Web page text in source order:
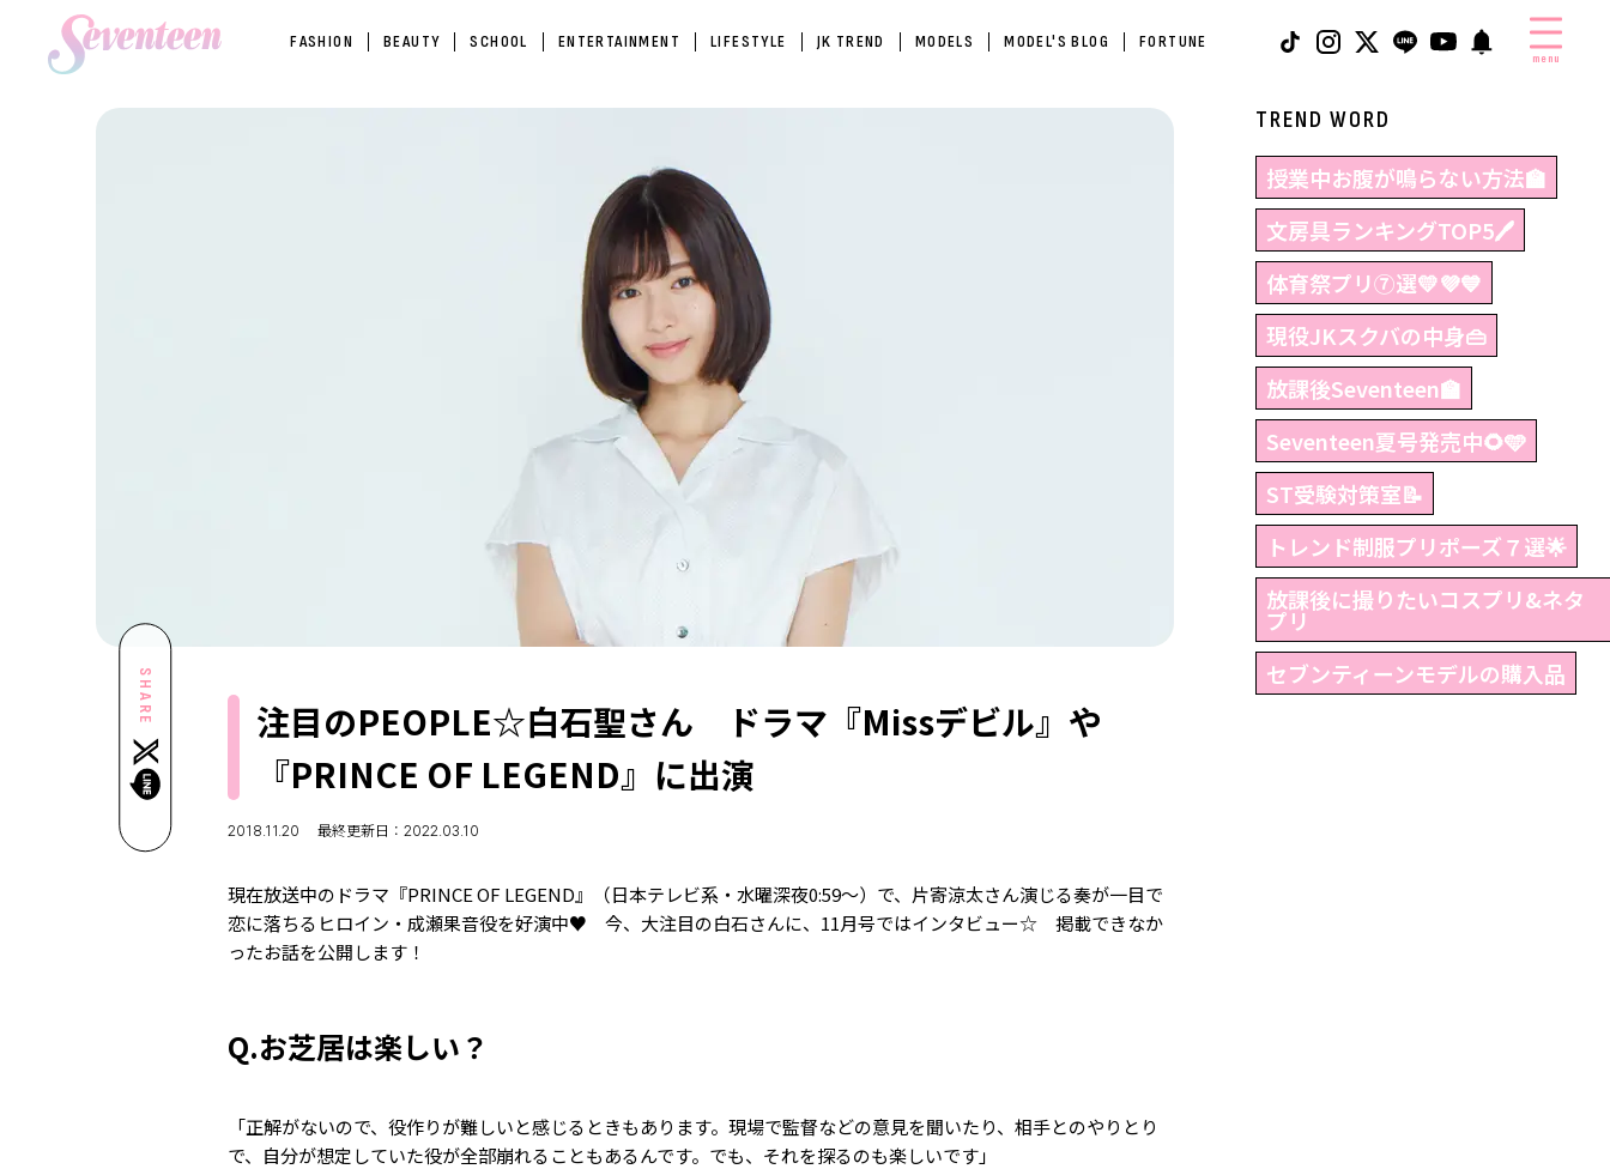
FASHION BEAUTY SCHOOL ENTERTAINMENT LIFESTYLE JK TREND MODELS MODEL'S BLOG FORTUNE
menu
SHARE
注目のPEOPLE☆白石聖さん ドラマ『Missデビル』や
『PRINCE OF LEGEND』に出演
2018.11.20 最終更新日：2022.03.10
現在放送中のドラマ『PRINCE OF LEGEND』（日本テレビ系・水曜深夜0:59〜）で、片寄涼太さん演じる奏が一目で
恋に落ちるヒロイン・成瀬果音役を好演中♥ 今、大注目の白石さんに、11月号ではインタビュー☆ 掲載できなか
ったお話を公開します！
Q.お芝居は楽しい？
「正解がないので、役作りが難しいと感じるときもあります。現場で監督などの意見を聞いたり、相手とのやりとり
で、自分が想定していた役が全部崩れることもあるんです。でも、それを探るのも楽しいです」
TREND WORD
授業中お腹が鳴らない方法🏫
文房具ランキングTOP5🖊
体育祭プリ⑦選💛💜💙
現役JKスクバの中身👜
放課後Seventeen🏫
Seventeen夏号発売中🌻🩵
ST受験対策室📝
トレンド制服プリポーズ７選🌟
放課後に撮りたいコスプリ&ネタ
プリ
セブンティーンモデルの購入品